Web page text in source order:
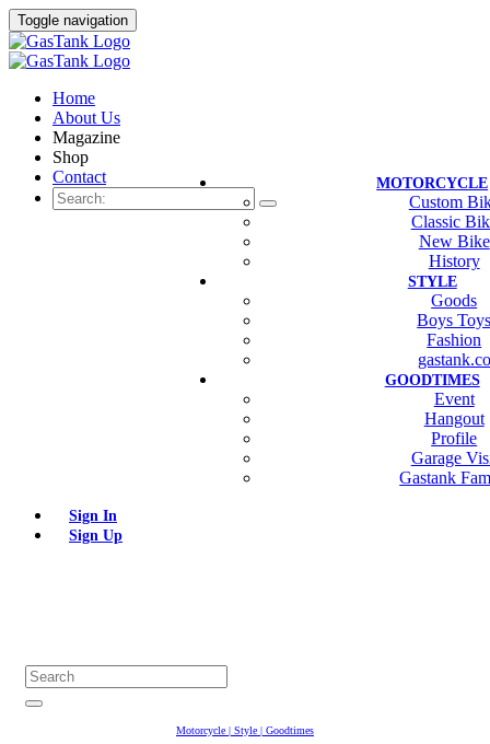
Toggle navigation
Home
About Us
Magazine
Shop
Contact
MOTORCYCLE
Custom
Classic
New Bike
History
STYLE
Goods
Boys
Fashion
gastank.co
GOODTIMES
Event
Hangout
Profile
Garage
Gastank
Sign In
Sign Up
Motorcycle | Style | Goodtimes